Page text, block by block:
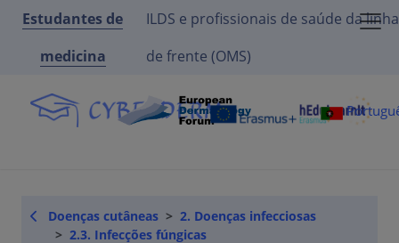
Estudantes de
medicina
ILDS e profissionais de saúde da linha
de frente (OMS)
Doenças cutâneas
2. Doenças infecciosas
2.3. Infecções fúngicas